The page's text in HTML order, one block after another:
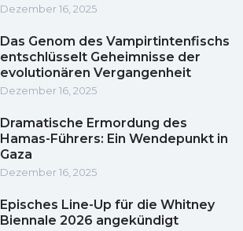
Dezember 16, 2025
Das Genom des Vampirtintenfischs
entschlüsselt Geheimnisse der
evolutionären Vergangenheit
Dezember 16, 2025
Dramatische Ermordung des
Hamas-Führers: Ein Wendepunkt in
Gaza
Dezember 16, 2025
Episches Line-Up für die Whitney
Biennale 2026 angekündigt